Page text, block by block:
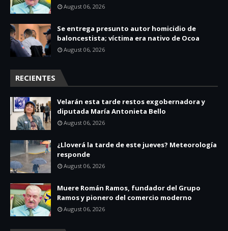
August 06, 2026
Se entrega presunto autor homicidio de
baloncestista; víctima era nativo de Ocoa
August 06, 2026
RECIENTES
Velarán esta tarde restos exgobernadora y
diputada María Antonieta Bello
August 06, 2026
¿Lloverá la tarde de este jueves? Meteorología
responde
August 06, 2026
Muere Román Ramos, fundador del Grupo
Ramos y pionero del comercio moderno
August 06, 2026